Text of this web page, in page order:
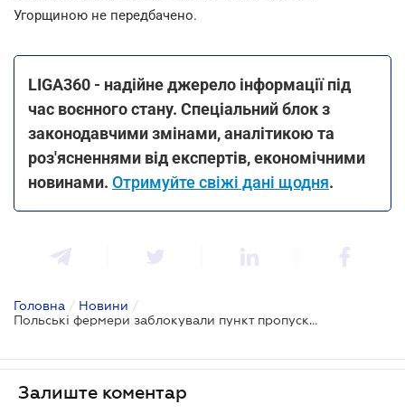
Угорщиною не передбачено.
LIGA360 - надійне джерело інформації під
час воєнного стану. Спеціальний блок з
законодавчими змінами, аналітикою та
роз'ясненнями від експертів, економічними
новинами. Отримуйте свіжі дані щодня.
Головна / Новини /
Польські фермери заблокували пункт пропуску "Медика - Шегині"
Залиште коментар